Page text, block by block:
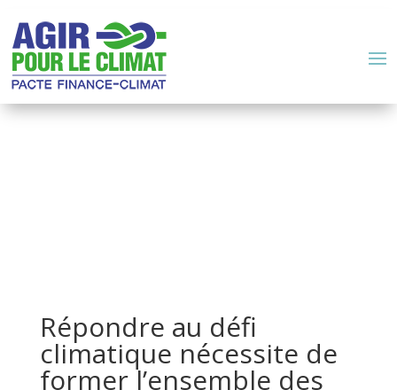
Répondre au défi
climatique nécessite de
former l’ensemble des